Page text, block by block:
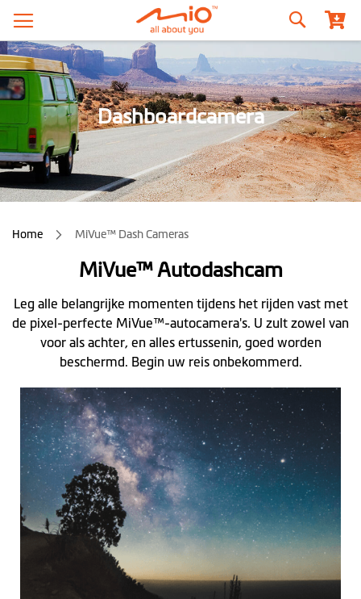
Zoeken
Dashboardcamera
Home MiVue™ Dash Cameras
MiVue™ Autodashcam
Leg alle belangrijke momenten tijdens het rijden vast met
de pixel-perfecte MiVue™-autocamera's. U zult zowel van
voor als achter, en alles ertussenin, goed worden
beschermd. Begin uw reis onbekommerd.